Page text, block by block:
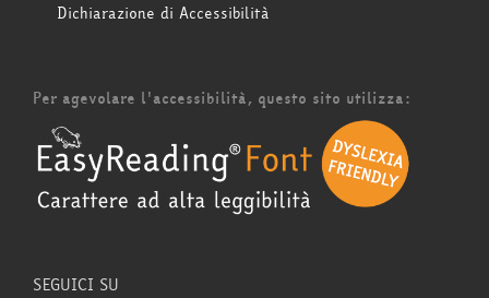
Dichiarazione di Accessibilità
Per agevolare l'accessibilità, questo sito utilizza:
SEGUICI SU